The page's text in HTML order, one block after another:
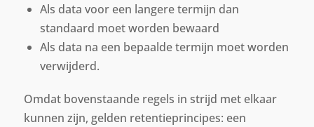
Als data voor een langere termijn dan
standaard moet worden bewaard
Als data na een bepaalde termijn moet worden
verwijderd.
Omdat bovenstaande regels in strijd met elkaar
kunnen zijn, gelden retentieprincipes: een